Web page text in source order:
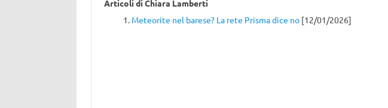
Articoli di Chiara Lamberti
Meteorite nel barese? La rete Prisma dice no[12/01/2026]